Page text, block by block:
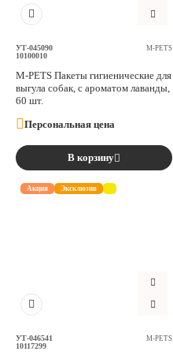
УТ-045090
10100010
M-PETS
M-PETS Пакеты гигиенические для
выгула собак, с ароматом лаванды,
60 шт.
Персональная цена
В корзину
Акция Эксклюзив
УТ-046541
10117299
M-PETS